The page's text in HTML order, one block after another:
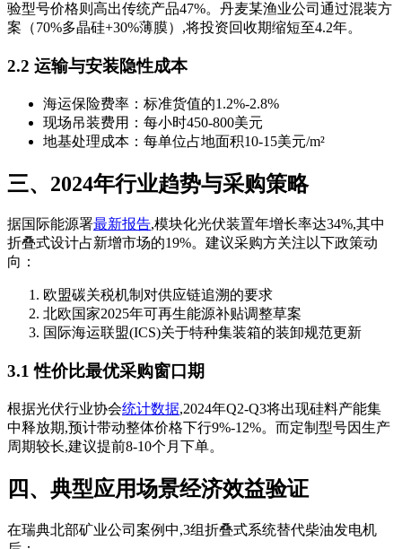
验型号价格则高出传统产品47%。丹麦某渔业公司通过混装方
案（70%多晶硅+30%薄膜）,将投资回收期缩短至4.2年。
2.2 运输与安装隐性成本
海运保险费率：标准货值的1.2%-2.8%
现场吊装费用：每小时450-800美元
地基处理成本：每单位占地面积10-15美元/m²
三、2024年行业趋势与采购策略
据国际能源署最新报告,模块化光伏装置年增长率达34%,其中
折叠式设计占新增市场的19%。建议采购方关注以下政策动
向：
欧盟碳关税机制对供应链追溯的要求
北欧国家2025年可再生能源补贴调整草案
国际海运联盟(ICS)关于特种集装箱的装卸规范更新
3.1 性价比最优采购窗口期
根据光伏行业协会统计数据,2024年Q2-Q3将出现硅料产能集
中释放期,预计带动整体价格下行9%-12%。而定制型号因生产
周期较长,建议提前8-10个月下单。
四、典型应用场景经济效益验证
在瑞典北部矿业公司案例中,3组折叠式系统替代柴油发电机